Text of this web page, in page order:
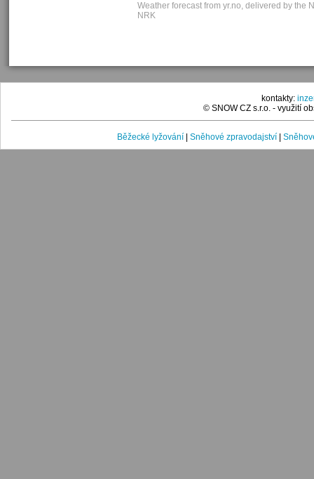
Weather forecast from yr.no, delivered by the
NRK
kontakty:
© SNOW CZ s.r.o. - využití
Běžecké lyžování Sněhové zpravodajství